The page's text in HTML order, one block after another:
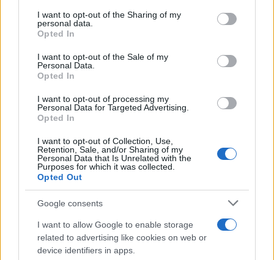
not limited to your visit or usage behaviour. You may click to
grant or deny consent to Google and its third-party tags to
use your data for below specified purposes in below Google
consent section.
I want to opt-out of the Sharing of my
personal data.
Opted In
I want to opt-out of the Sale of my
Personal Data.
Opted In
I want to opt-out of processing my
Personal Data for Targeted Advertising.
Opted In
I want to opt-out of Collection, Use,
Retention, Sale, and/or Sharing of my
Personal Data that Is Unrelated with the
Purposes for which it was collected.
Opted Out
Google consents
I want to allow Google to enable storage
related to advertising like cookies on web or
device identifiers in apps.
Μόνο ένα στα 10.000 διαμάντια που εντοπίζονται
είναι έγχρωμο, σύμφωνα με τον Στίβεν Γουέδερολ,
διευθύνοντα σύμβουλο της Lucapa Diamond
Company.
«Και μόνο ένα στα 100 διαμάντια έχει μέγεθος
μεγαλύτερο από 10,8 καράτια, επομένως η
ανάκτηση ενός ροζ διαμαντιού 170 καρατίων
σημαίνει ότι έχουμε να κάνουμε με ένα εξαιρετικά
σπάνιο αντικείμενο», είπε ο κ. Γουέδερολ στο CNN.